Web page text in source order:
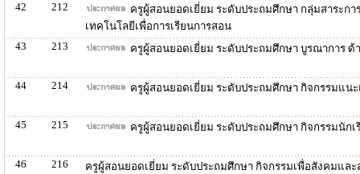
42
212
ครูผู้สอนยอดเยี่ยม ระดับประถมศึกษา กลุ่มสาระก
เทคโนโลยีเพื่อการเรียนการสอน
43
213 ครูผู้สอนยอดเยี่ยม ระดับประถมศึกษา บูรณาการ
44 214 ครูผู้สอนยอดเยี่ยม ระดับประถมศึกษา กิจกรรมแน
45 215 ครูผู้สอนยอดเยี่ยม ระดับประถมศึกษา กิจกรรมนัก
46 216
ครูผู้สอนยอดเยี่ยม ระดับประถมศึกษา กิจกรรมเพื่อสังคมแล